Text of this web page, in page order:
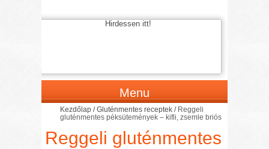
Hirdessen itt!
Menu
Kezdőlap /Gluténmentes receptek / Reggeli
gluténmentes péksütemények – kifli, zsemle briós
Reggeli gluténmentes